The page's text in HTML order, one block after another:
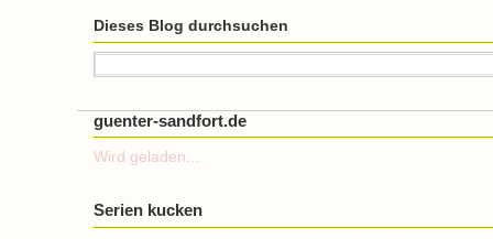
Dieses Blog durchsuchen
guenter-sandfort.de
Wird geladen...
Serien kucken